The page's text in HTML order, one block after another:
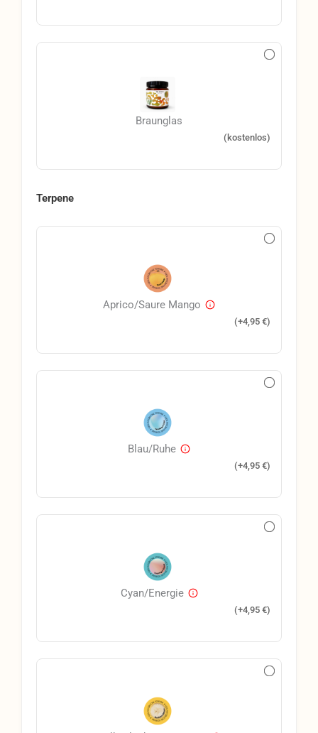
Braunglas
(kostenlos)
Terpene
Aprico/Saure Mango
(+4,95 €)
Blau/Ruhe
(+4,95 €)
Cyan/Energie
(+4,95 €)